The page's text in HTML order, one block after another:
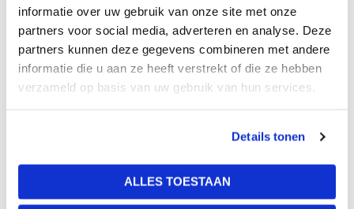
informatie over uw gebruik van onze site met onze
partners voor social media, adverteren en analyse. Deze
partners kunnen deze gegevens combineren met andere
informatie die u aan ze heeft verstrekt of die ze hebben
verzameld op basis van uw gebruik van hun services.
Details tonen
ALLES TOESTAAN
Afmetingen
1200 x 1200 mm
Lichtreflectie
90%